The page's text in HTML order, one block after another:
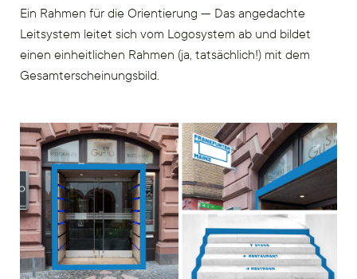
Ein Rahmen für die Orientierung — Das angedachte
Leitsystem leitet sich vom Logosystem ab und bildet
einen einheitlichen Rahmen (ja, tatsächlich!) mit dem
Gesamterscheinungsbild.